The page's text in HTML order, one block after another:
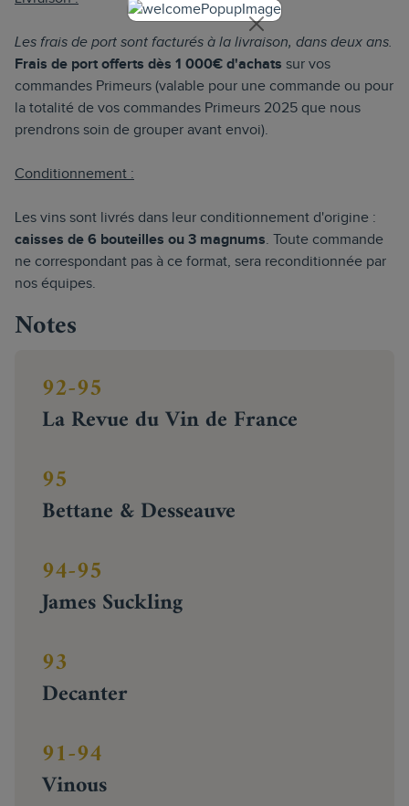
Les frais de port sont facturés à la livraison, dans deux ans.
Frais de port offerts dès 1 000€ d'achats sur vos
commandes Primeurs (valable pour une commande ou pour
la totalité de vos commandes Primeurs 2025 que nous
prendrons soin de grouper avant envoi).
Conditionnement :
Les vins sont livrés dans leur conditionnement d'origine :
caisses de 6 bouteilles ou 3 magnums. Toute commande
ne correspondant pas à ce format, sera reconditionnée par
nos équipes.
Notes
92-95
La Revue du Vin de France
95
Bettane & Desseauve
94-95
James Suckling
93
Decanter
91-94
Vinous